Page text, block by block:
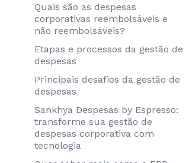
Quais são as despesas
corporativas reembolsáveis e
não reembolsáveis?
Etapas e processos da gestão de
despesas
Principais desafios da gestão de
despesas
Sankhya Despesas by Espresso:
transforme sua gestão de
despesas corporativa com
tecnologia